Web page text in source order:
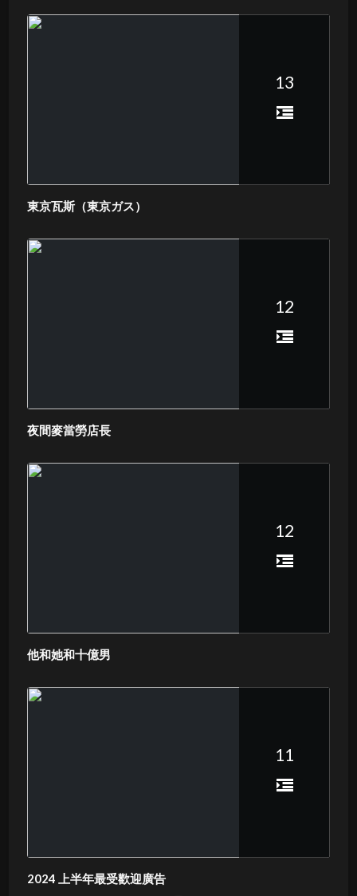
13
東京瓦斯（東京ガス）
12
夜間麥當勞店長
12
他和她和十億男
11
2024 上半年最受歡迎廣告